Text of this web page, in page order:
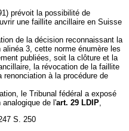
prévoit la possibilité de
une faillite ancillaire en Suisse
de la décision reconnaissant la
alinéa 3, cette norme énumère les
publiées, soit la clôture et la
la révocation de la faillite
renonciation à la procédure de
le Tribunal fédéral a exposé
de l'art. 29 LDIP,
S. 250